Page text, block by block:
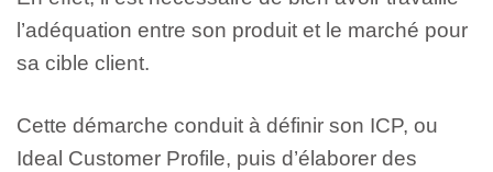
l’adéquation entre son produit et le marché pour
sa cible client.
Cette démarche conduit à définir son ICP, ou
Ideal Customer Profile, puis d’élaborer des